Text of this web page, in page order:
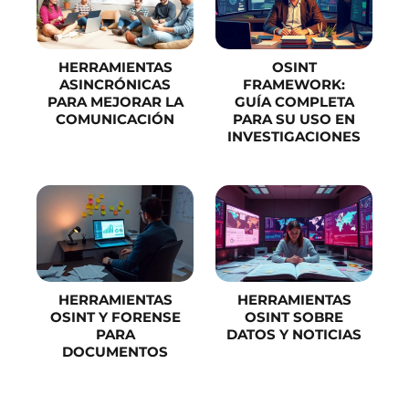
HERRAMIENTAS
ASINCRÓNICAS
PARA MEJORAR LA
COMUNICACIÓN
OSINT
FRAMEWORK:
GUÍA COMPLETA
PARA SU USO EN
INVESTIGACIONES
HERRAMIENTAS
OSINT Y FORENSE
PARA
DOCUMENTOS
HERRAMIENTAS
OSINT SOBRE
DATOS Y NOTICIAS